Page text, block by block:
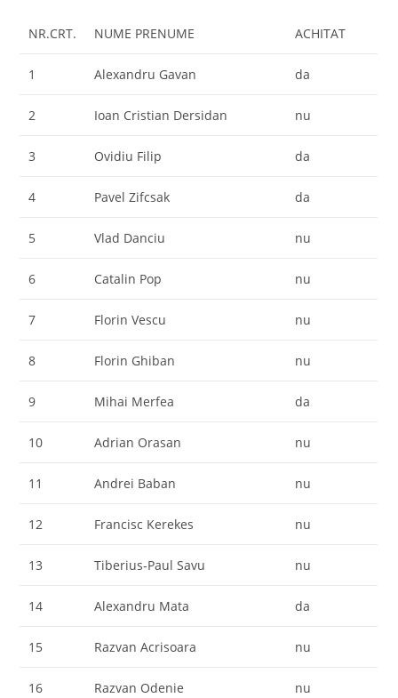
NR.CRT. NUME PRENUME ACHITAT
1 Alexandru Gavan da
2 Ioan Cristian Dersidan nu
3 Ovidiu Filip da
4 Pavel Zifcsak da
5 Vlad Danciu nu
6 Catalin Pop nu
7 Florin Vescu nu
8 Florin Ghiban nu
9 Mihai Merfea da
10 Adrian Orasan nu
11 Andrei Baban nu
12 Francisc Kerekes nu
13 Tiberius-Paul Savu nu
14 Alexandru Mata da
15 Razvan Acrisoara nu
16 Razvan Odenie nu